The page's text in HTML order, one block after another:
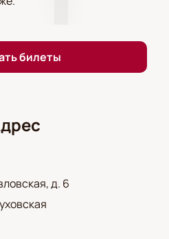
Приобретайте
билеты
д. 6